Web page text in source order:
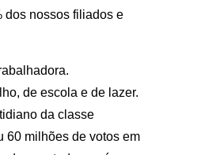
dos nossos filiados e
de escola e de lazer.
da classe
60 milhões de votos em